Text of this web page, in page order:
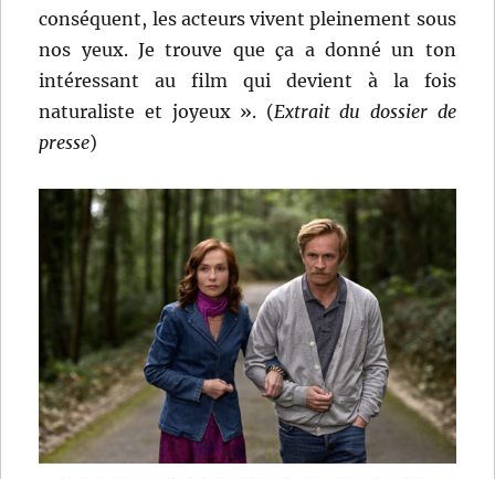
conséquent, les acteurs vivent pleinement sous
nos yeux. Je trouve que ça a donné un ton
intéressant au film qui devient à la fois
naturaliste et joyeux ». (Extrait du dossier de
presse)